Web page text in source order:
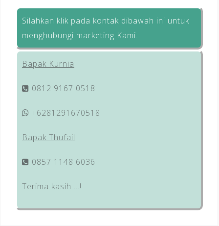
Silahkan klik pada kontak dibawah ini untuk
menghubungi marketing Kami.
Bapak Kurnia
0812 9167 0518
+6281291670518
Bapak Thufail
0857 1148 6036
Terima kasih …!